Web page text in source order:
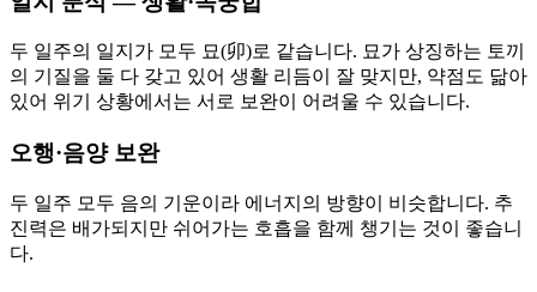
두 일주의 일지가 모두 묘(卯)로 같습니다. 묘가 상징하는 토끼
의 기질을 둘 다 갖고 있어 생활 리듬이 잘 맞지만, 약점도 닮아
있어 위기 상황에서는 서로 보완이 어려울 수 있습니다.
오행·음양 보완
두 일주 모두 음의 기운이라 에너지의 방향이 비슷합니다. 추
진력은 배가되지만 쉬어가는 호흡을 함께 챙기는 것이 좋습니
다.